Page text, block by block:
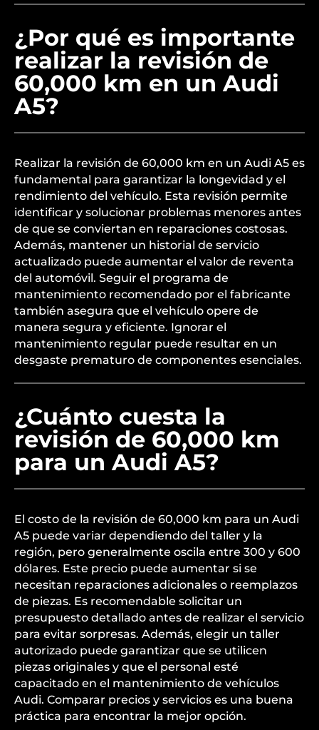
¿Por qué es importante
realizar la revisión de
60,000 km en un Audi
A5?
Realizar la revisión de 60,000 km en un Audi A5 es
fundamental para garantizar la longevidad y el
rendimiento del vehículo. Esta revisión permite
identificar y solucionar problemas menores antes
de que se conviertan en reparaciones costosas.
Además, mantener un historial de servicio
actualizado puede aumentar el valor de reventa
del automóvil. Seguir el programa de
mantenimiento recomendado por el fabricante
también asegura que el vehículo opere de
manera segura y eficiente. Ignorar el
mantenimiento regular puede resultar en un
desgaste prematuro de componentes esenciales.
¿Cuánto cuesta la
revisión de 60,000 km
para un Audi A5?
El costo de la revisión de 60,000 km para un Audi
A5 puede variar dependiendo del taller y la
región, pero generalmente oscila entre 300 y 600
dólares. Este precio puede aumentar si se
necesitan reparaciones adicionales o reemplazos
de piezas. Es recomendable solicitar un
presupuesto detallado antes de realizar el servicio
para evitar sorpresas. Además, elegir un taller
autorizado puede garantizar que se utilicen
piezas originales y que el personal esté
capacitado en el mantenimiento de vehículos
Audi. Comparar precios y servicios es una buena
práctica para encontrar la mejor opción.